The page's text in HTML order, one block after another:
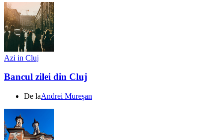
Azi in Cluj
Bancul zilei din Cluj
De laAndrei Mureșan